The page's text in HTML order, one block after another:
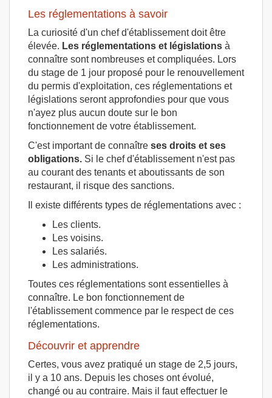
Les réglementations à savoir
La curiosité d'un chef d'établissement doit être
élevée. Les réglementations et législations à
connaître sont nombreuses et compliquées. Lors
du stage de 1 jour proposé pour le renouvellement
du permis d'exploitation, ces réglementations et
législations seront approfondies pour que vous
n'ayez plus aucun doute sur le bon
fonctionnement de votre établissement.
C'est important de connaître ses droits et ses
obligations. Si le chef d'établissement n'est pas
au courant des tenants et aboutissants de son
restaurant, il risque des sanctions.
Il existe différents types de réglementations avec :
Les clients.
Les voisins.
Les salariés.
Les administrations.
Toutes ces réglementations sont essentielles à
connaître. Le bon fonctionnement de
l'établissement commence par le respect de ces
réglementations.
Découvrir et apprendre
Certes, vous avez pratiqué un stage de 2,5 jours,
il y a 10 ans. Depuis les choses ont évolué,
changé ou au contraire. Mais il faut effectuer le